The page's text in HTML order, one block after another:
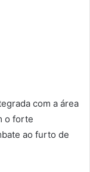
com a área
o forte
ao furto de